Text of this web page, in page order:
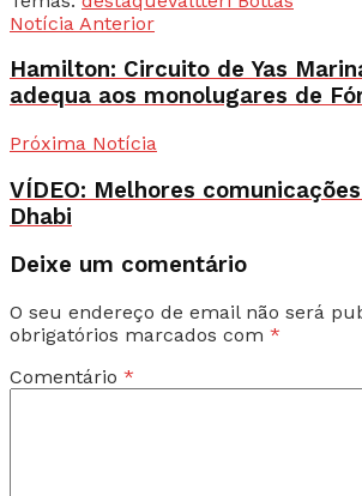
Notícia Anterior
Hamilton: Circuito de Yas
adequa aos monolugares de
Próxima Notícia
VÍDEO: Melhores
Dhabi
Deixe um comentário
O seu endereço de email não será
obrigatórios marcados com *
Comentário *